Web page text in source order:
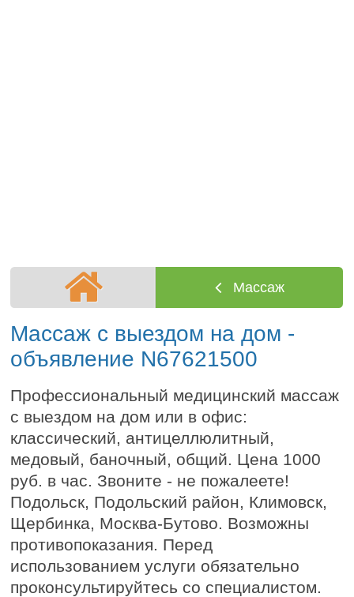
Массаж
Массаж с выездом на дом -
объявление N67621500
Профессиональный медицинский массаж
с выездом на дом или в офис:
классический, антицеллюлитный,
медовый, баночный, общий. Цена 1000
руб. в час. Звоните - не пожалеете!
Подольск, Подольский район, Климовск,
Щербинка, Москва-Бутово. Возможны
противопоказания. Перед
использованием услуги обязательно
проконсультируйтесь со специалистом.